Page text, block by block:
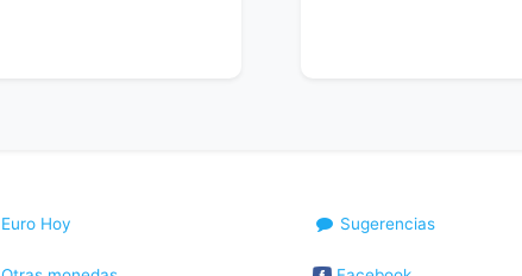
Euro Hoy Sugerencias